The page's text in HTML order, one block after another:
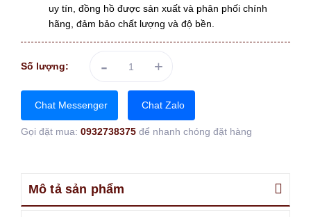
uy tín, đồng hồ được sản xuất và phân phối chính
hãng, đảm bảo chất lượng và độ bền.
Số lượng: - +
Chat Messenger Chat Zalo
Gọi đặt mua: 0932738375 để nhanh chóng đặt hàng
Mô tả sản phẩm